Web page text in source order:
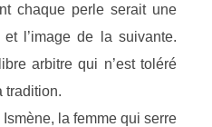
chaque perle serait une
l’image de la suivante.
arbitre qui n’est toléré
tradition.
la femme qui serre